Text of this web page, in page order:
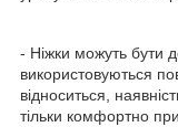
- Ніжки можуть бути
використовуються
відноситься,
тільки комфортно